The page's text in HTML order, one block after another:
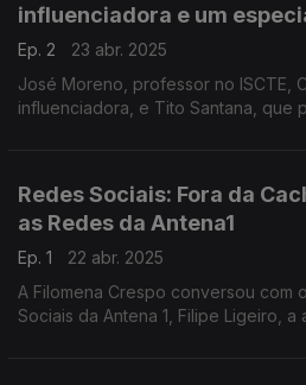
influenciadora e um
Ep. 2
23 abr. 2025
José Moreno, professor no ISCTE,
influenciadora, e Tito Santana, que
Redes Sociais: Fora da
as Redes da Antena1
Ep. 1
22 abr. 2025
A Filomena Crespo conversou com
Sociais da Antena 1, Filipe Ligeiro,